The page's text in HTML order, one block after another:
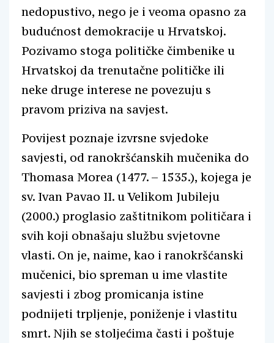
nedopustivo, nego je i veoma opasno za
budućnost demokracije u Hrvatskoj.
Pozivamo stoga političke čimbenike u
Hrvatskoj da trenutačne političke ili
neke druge interese ne povezuju s
pravom priziva na savjest.
Povijest poznaje izvrsne svjedoke
savjesti, od ranokršćanskih mučenika do
Thomasa Morea (1477. – 1535.), kojega je
sv. Ivan Pavao II. u Velikom Jubileju
(2000.) proglasio zaštitnikom političara i
svih koji obnašaju službu svjetovne
vlasti. On je, naime, kao i ranokršćanski
mučenici, bio spreman u ime vlastite
savjesti i zbog promicanja istine
podnijeti trpljenje, poniženje i vlastitu
smrt. Njih se stoljećima časti i poštuje